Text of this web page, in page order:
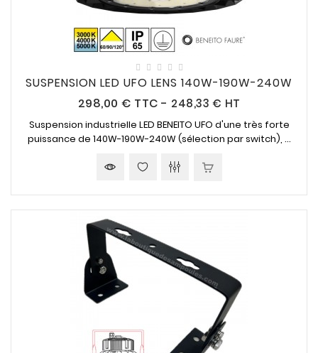
SUSPENSION LED UFO LENS 140W-190W-240W
298,00 € Prix
TTC - 248,33 € HT
Suspension industrielle LED BENEITO UFO d'une très forte
puissance de 140W-190W-240W (sélection par switch), ...